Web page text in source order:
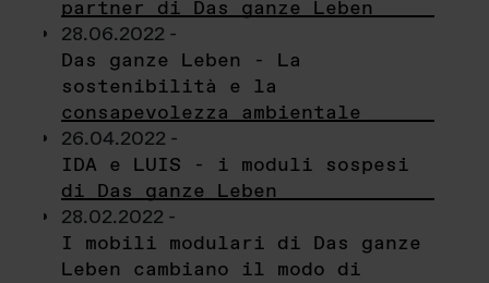
partner di Das ganze Leben
28.06.2022 -
Das ganze Leben - La
sostenibilità e la
consapevolezza ambientale
26.04.2022 -
IDA e LUIS - i moduli sospesi
di Das ganze Leben
28.02.2022 -
I mobili modulari di Das ganze
Leben cambiano il modo di